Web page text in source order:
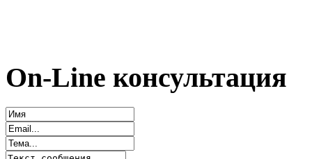
On-Line консультация